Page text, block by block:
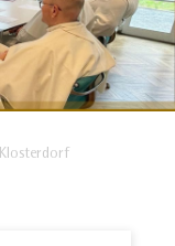
Klosterdorf